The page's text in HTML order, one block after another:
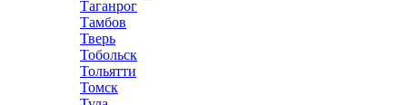
Таганрог
Тамбов
Тверь
Тобольск
Тольятти
Томск